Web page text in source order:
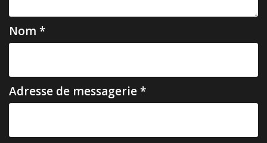
t
i
c
l
e
Nom *
Adresse de messagerie*